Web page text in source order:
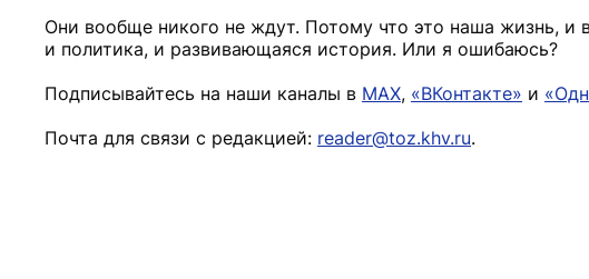
Они вообще никого не ждут. Потому что это наша жизнь, и
и политика, и развивающаяся история. Или я ошибаюсь?
Подписывайтесь на наши каналы в MAX, «ВКонтакте» и
Почта для связи с редакцией: reader@toz.khv.ru.